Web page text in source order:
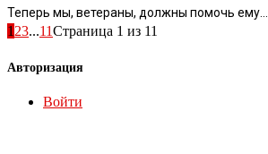
Теперь мы, ветераны, должны помочь ему...
123...11Страница 1 из 11
Авторизация
Войти